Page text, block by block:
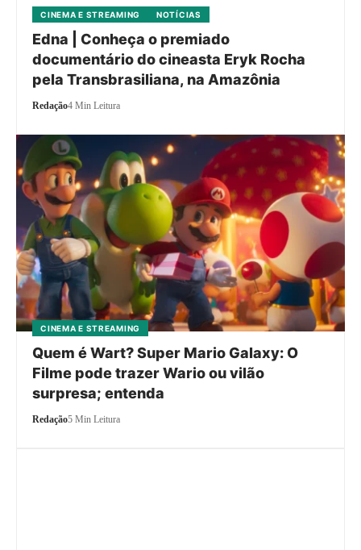
CINEMA E STREAMING NOTÍCIAS
Edna | Conheça o premiado
documentário do cineasta Eryk Rocha
pela Transbrasiliana, na Amazônia
Redação4 Min Leitura
CINEMA E STREAMING
Quem é Wart? Super Mario Galaxy: O
Filme pode trazer Wario ou vilão
surpresa; entenda
Redação5 Min Leitura